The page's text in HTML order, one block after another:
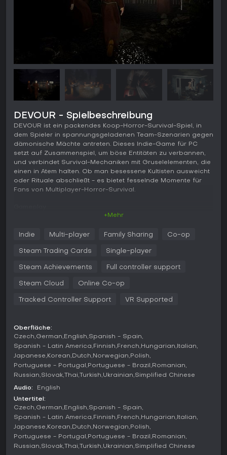
DEVOUR - Spielbeschreibung
DEVOUR ist ein packendes Koop-Horror-Survival-Spiel, in
dem Spieler in spannungsgeladenen Team-Szenarien gegen
dämonische Mächte antreten. Dieses Indie-Game für PC
setzt auf Zusammenspiel, um böse Entitäten zu verbannen,
und verbindet Survival-Mechaniken mit Gruselelementen, die
einen in Atem halten. Ob man besessene Kultisten ausweicht
oder Rituale abschließt - es bietet fesselnde Momente für
Fans von Multiplayer-Horror-Survival.
besessenen Anführern austreibt. Spieler suchen und
sammeln über die Map verteilte Ritualgegenstände, darunter
Bannritual durchgeführt, doch besessene Kultisten jagen
die Feinde kurz betäubt und strategisches Bewegen sowie
um einen aufzuhalten. Randomisierte Item-Positionen und
verschlossene Türen sorgen für Abwechslung, während die
KI unvorhersehbar agiert und schnelle Entscheidungen
sowie Teamwork verlangt.
Fortschritt entsteht durch Erfahrungspunkte pro Runde, die
Perks wie bessere Ausdauer oder einfacheres Item-
Handling, die die Überlebenschancen verbessern.
Spielmodi
DEVOUR bietet Online-Koop für 1-4 Spieler, bei dem
Koordination entscheidend ist, inklusive positionalem Voice
Chat im Spiel und einem Server-Browser. Wer lieber solo
+Mehr
Indie Multi-player Family Sharing Co-op
Steam Trading Cards Single-player
Steam Achievements Full controller support
Steam Cloud Online Co-op
Tracked Controller Support VR Supported
Oberfläche:
Czech German English Spanish - Spain
Spanish - Latin America Finnish French Hungarian Italian
Japanese Korean Dutch Norwegian Polish
Portuguese - Portugal
Portuguese - Brazil
Romanian
Russian Slovak Thai Turkish Ukrainian Simplified Chinese
Audio:
English
Untertitel:
Czech German English Spanish - Spain
Spanish - Latin America Finnish French Hungarian Italian
Japanese Korean Dutch Norwegian Polish
Portuguese - Portugal
Portuguese - Brazil
Romanian
Russian Slovak Thai Turkish Ukrainian Simplified Chinese